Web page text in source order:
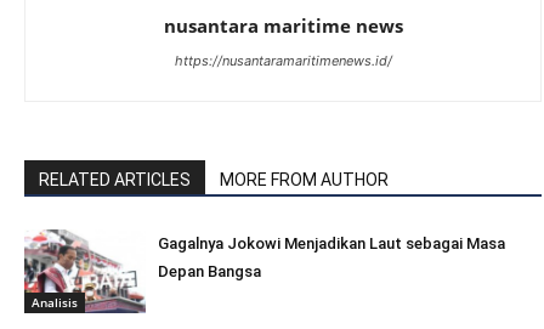
nusantara maritime news
https://nusantaramaritimenews.id/
RELATED ARTICLES MORE FROM AUTHOR
Analisis
Gagalnya Jokowi Menjadikan Laut sebagai Masa
Depan Bangsa